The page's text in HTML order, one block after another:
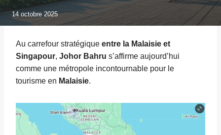
14 octobre 2025
Au carrefour stratégique entre la Malaisie et
Singapour, Johor Bahru s’affirme aujourd’hui
comme une métropole incontournable pour le
tourisme en Malaisie.